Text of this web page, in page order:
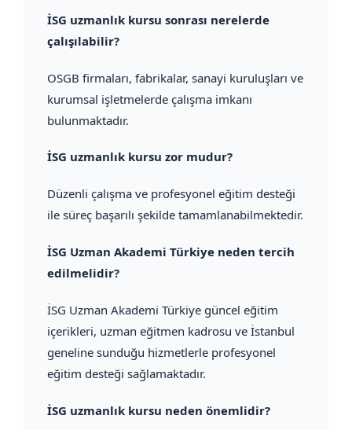
İSG uzmanlık kursu sonrası nerelerde
çalışılabilir?
OSGB firmaları, fabrikalar, sanayi kuruluşları ve
kurumsal işletmelerde çalışma imkanı
bulunmaktadır.
İSG uzmanlık kursu zor mudur?
Düzenli çalışma ve profesyonel eğitim desteği
ile süreç başarılı şekilde tamamlanabilmektedir.
İSG Uzman Akademi Türkiye neden tercih
edilmelidir?
İSG Uzman Akademi Türkiye güncel eğitim
içerikleri, uzman eğitmen kadrosu ve İstanbul
geneline sunduğu hizmetlerle profesyonel
eğitim desteği sağlamaktadır.
İSG uzmanlık kursu neden önemlidir?